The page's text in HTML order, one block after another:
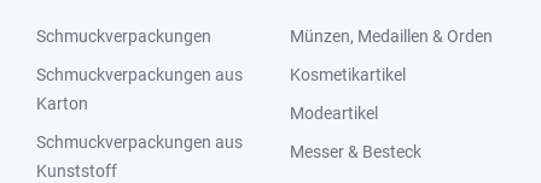
Schmuckverpackungen
Schmuckverpackungen aus
Karton
Schmuckverpackungen aus
Kunststoff
Münzen, Medaillen & Orden
Kosmetikartikel
Modeartikel
Messer & Besteck